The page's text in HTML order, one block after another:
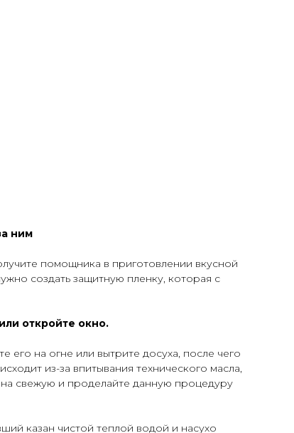
ним
помощника в приготовлении вкусной
создать защитную пленку, которая с
откройте окно.
на огне или вытрите досуха, после чего
из-за впитывания технического масла,
свежую и проделайте данную процедуру
казан чистой теплой водой и насухо